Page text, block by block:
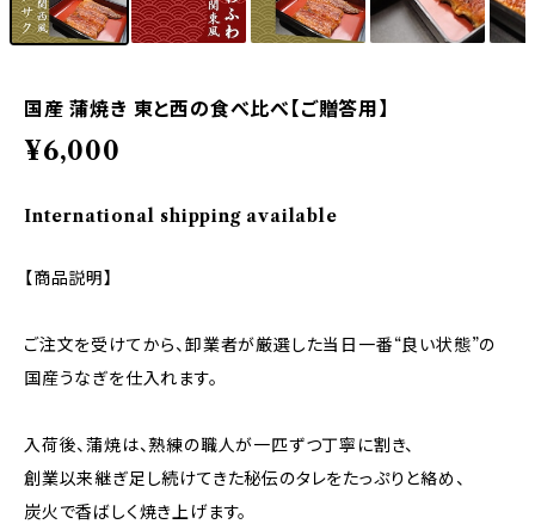
国産 蒲焼き 東と西の食べ比べ【ご贈答用】
¥6,000
International shipping available
【商品説明】
ご注文を受けてから、卸業者が厳選した当日一番“良い状態”の
国産うなぎを仕入れます。
入荷後、蒲焼は、熟練の職人が一匹ずつ丁寧に割き、
創業以来継ぎ足し続けてきた秘伝のタレをたっぷりと絡め、
炭火で香ばしく焼き上げます。